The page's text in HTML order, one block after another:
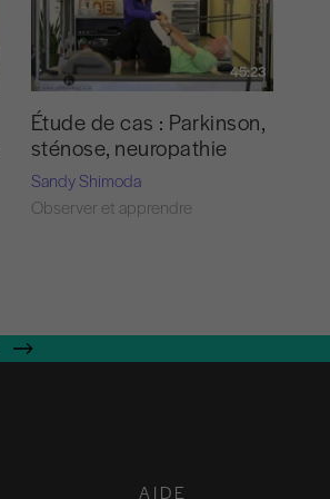
45:23
Étude de cas : Parkinson,
sténose, neuropathie
Sandy Shimoda
Observer et apprendre
AIDE